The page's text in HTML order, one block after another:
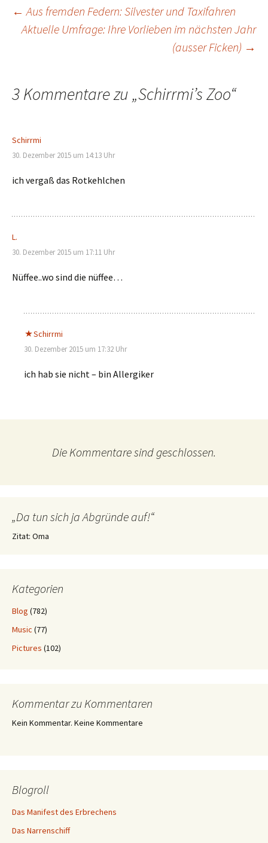
Beitragsnavigation
← Aus fremden Federn: Silvester und Taxifahren
Aktuelle Umfrage: Ihre Vorlieben im nächsten Jahr
(ausser Ficken) →
3 Kommentare zu „Schirrmi’s Zoo“
Schirrmi
30. Dezember 2015 um 14:13 Uhr
ich vergaß das Rotkehlchen
L.
30. Dezember 2015 um 17:11 Uhr
Nüffee..wo sind die nüffee…
Schirrmi
30. Dezember 2015 um 17:32 Uhr
ich hab sie nicht – bin Allergiker
Die Kommentare sind geschlossen.
„Da tun sich ja Abgründe auf!“
Zitat: Oma
Kategorien
Blog (782)
Music (77)
Pictures (102)
Kommentar zu Kommentaren
Kein Kommentar. Keine Kommentare
Blogroll
Das Manifest des Erbrechens
Das Narrenschiff